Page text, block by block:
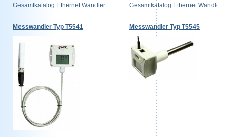
Gesamtkatalog Ethernet Wandler
Gesamtkatalog Ethernet Wandler
Messwandler Typ T5541 Messwandler Typ T5545